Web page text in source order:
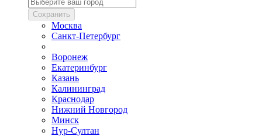
Сохранить
Москва
Санкт-Петербург
Воронеж
Екатеринбург
Казань
Калининград
Краснодар
Нижний Новгород
Минск
Нур-Султан